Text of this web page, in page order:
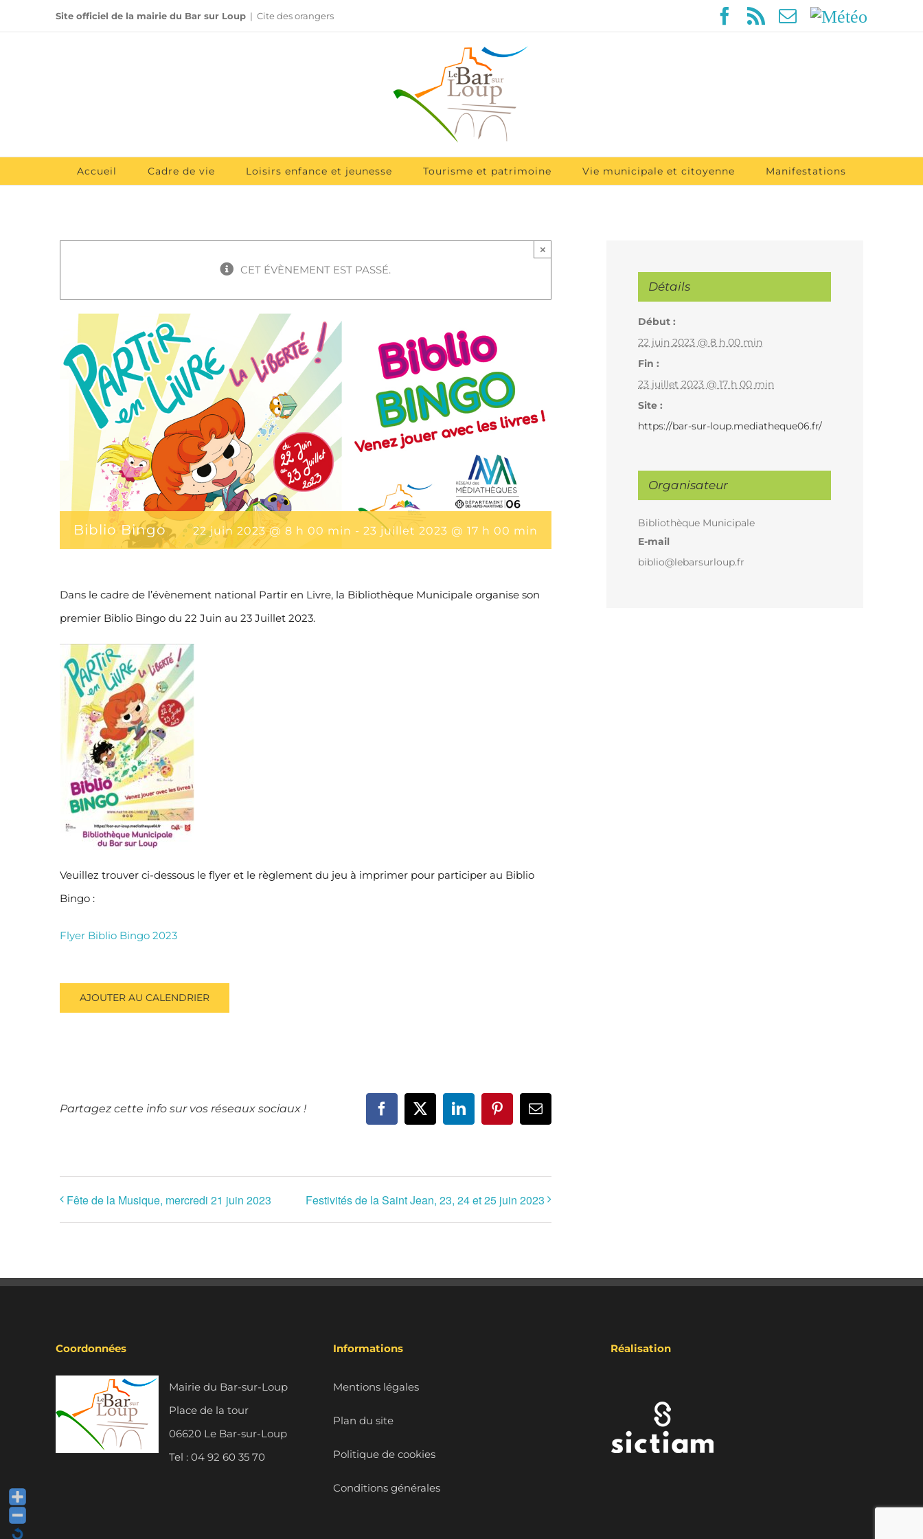
au
Site officiel de la mairie du Bar sur Loup | Cite des orangers Facebook
Rss Email
Météo
Accueil Cadre de vie Loisirs enfance et jeunesse Tourisme et patrimoine Vie municipale et citoyenne Manifestations
CET ÉVÈNEMENT EST PASSÉ.
×
Biblio Bingo 22 juin 2023 @ 8 h 00 min - 23 juillet 2023 @ 17 h 00 min
Dans le cadre de l’évènement national Partir en Livre, la Bibliothèque Municipale organise son
premier Biblio Bingo du 22 Juin au 23 Juillet 2023.
Veuillez trouver ci-dessous le flyer et le règlement du jeu à imprimer pour participer au Biblio
Bingo :
Flyer Biblio Bingo 2023
AJOUTER AU CALENDRIER
Partagez cette info sur vos réseaux sociaux ! Facebook
X LinkedInPinterestEmail
Fête de la Musique, mercredi 21 juin 2023 Festivités de la Saint Jean, 23, 24 et 25 juin 2023
Détails
Début :
22 juin 2023 @ 8 h 00 min
Fin :
23 juillet 2023 @ 17 h 00 min
Site :
https://bar-sur-loup.mediatheque06.fr/
Organisateur
Bibliothèque Municipale
E-mail
biblio@lebarsurloup.fr
Coordonnées
Mairie du Bar-sur-Loup
Place de la tour
06620 Le Bar-sur-Loup
Tel : 04 92 60 35 70
Informations
Mentions légales
Plan du site
Politique de cookies
Conditions générales
Réalisation